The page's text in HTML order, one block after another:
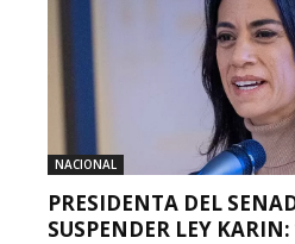
NACIONAL
PRESIDENTA DEL
SUSPENDER LEY